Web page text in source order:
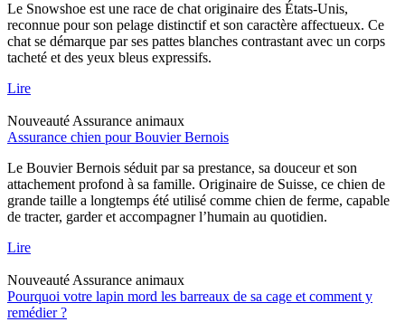
Le Snowshoe est une race de chat originaire des États-Unis,
reconnue pour son pelage distinctif et son caractère affectueux. Ce
chat se démarque par ses pattes blanches contrastant avec un corps
tacheté et des yeux bleus expressifs.
Lire
Nouveauté Assurance animaux
Assurance chien pour Bouvier Bernois
Le Bouvier Bernois séduit par sa prestance, sa douceur et son
attachement profond à sa famille. Originaire de Suisse, ce chien de
grande taille a longtemps été utilisé comme chien de ferme, capable
de tracter, garder et accompagner l’humain au quotidien.
Lire
Nouveauté Assurance animaux
Pourquoi votre lapin mord les barreaux de sa cage et comment y
remédier ?